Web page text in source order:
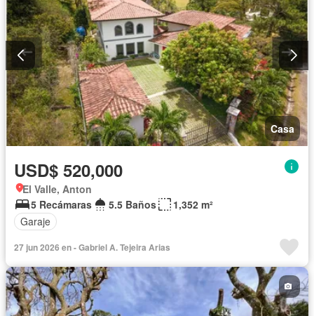
Casa
USD$ 520,000
El Valle, Anton
5 Recámaras
5.5 Baños
1,352 m²
Garaje
27 jun 2026 en - Gabriel A. Tejeira Arias